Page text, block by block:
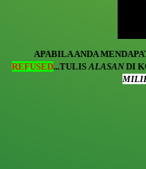
APABILA ANDA
REFUSED...TULIS ALASANDI